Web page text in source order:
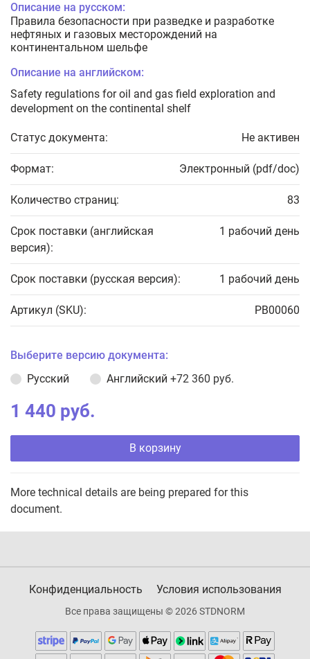
Описание на русском:
Правила безопасности при разведке и разработке
нефтяных и газовых месторождений на
континентальном шельфе
Описание на английском:
Safety regulations for oil and gas field exploration and
development on the continental shelf
Статус документа: Не активен
Формат: Электронный (pdf/doc)
Количество страниц: 83
Срок поставки (английская
версия):
1 рабочий день
Срок поставки (русская версия): 1 рабочий день
Артикул (SKU): PB00060
Выберите версию документа:
Русский
Английский +72 360 руб.
1 440 руб.
В корзину
More technical details are being prepared for this
document.
Конфиденциальность Условия использования
Все права защищены © 2026 STDNORM